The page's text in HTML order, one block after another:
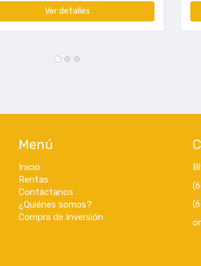
Ver detalles
Menú
Inicio
Rentas
Contáctanos
¿Quiénes somos?
Compra de Inversión